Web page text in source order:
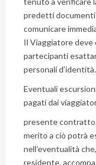
predetti documenti
comunicare
Il Viaggiatore deve
partecipanti
personali d’identità.
Eventuali
pagati dai
presente
merito a ciò potrà
nell’eventualità
residente,